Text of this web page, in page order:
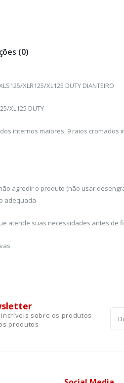
(0)
XLR125/XL125 DUTY DIANTEIRO
XL125 DUTY
internos maiores, 9 raios
agredir o produto (não usar
adequada
atende suas necessidades antes de
sobre os produtos
produtos